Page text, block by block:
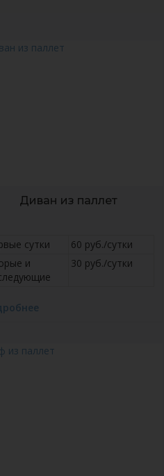
Диван из паллет
сутки
60 руб./сутки
и
30 руб./сутки